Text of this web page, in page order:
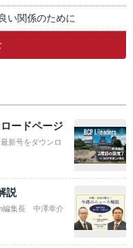
い関係のために
ードページ
新号をダウンロ
説
編集長 中澤幸介